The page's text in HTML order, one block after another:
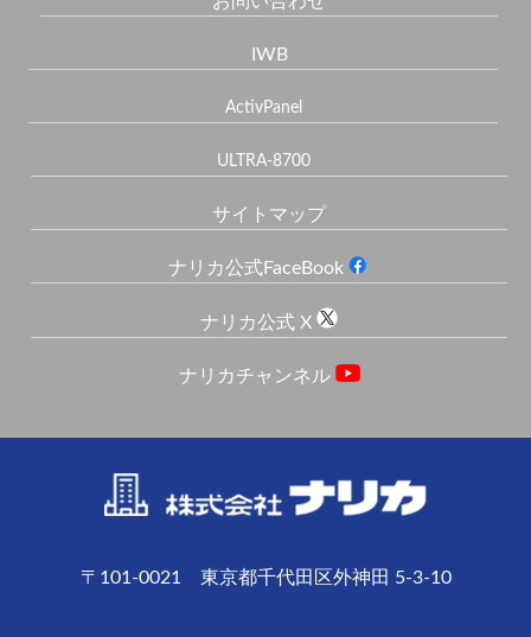
IWB
ActivPanel
ULTRA-8700
サイトマップ
ナリカ公式FaceBook
ナリカ公式 X
ナリカチャンネル
〒101-0021 東京都千代田区外神田 5-3-10